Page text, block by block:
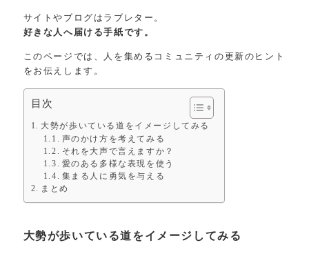
サイトやブログはラブレター。
好きな人へ届ける手紙です。
このページでは、人を集めるコミュニティの更新のヒント
をお伝えします。
目次
大勢が歩いている道をイメージしてみる
声のかけ方を考えてみる
それを大声で言えますか？
愛のある多様な表現を使う
集まる人に勇気を与える
まとめ
大勢が歩いている道をイメージしてみる